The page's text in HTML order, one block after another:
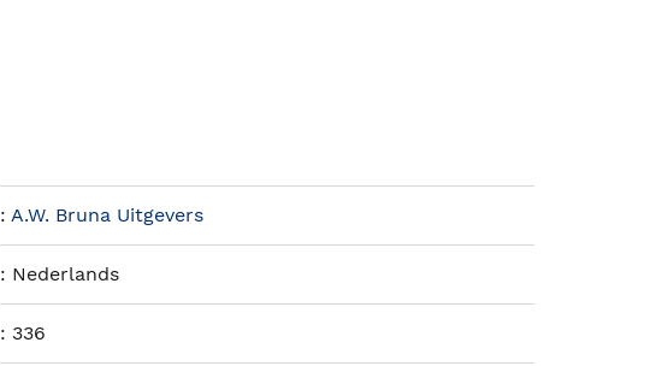
:A.W. Bruna Uitgevers
: Nederlands
:336